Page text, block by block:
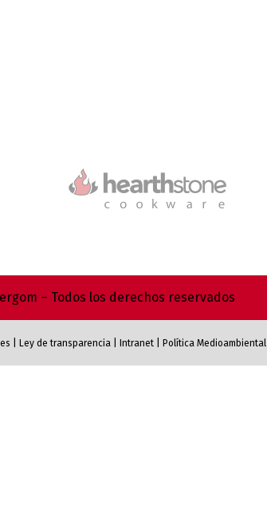
– Todos los derechos reservados
Ley de transparencia Intranet Política Medioambiental